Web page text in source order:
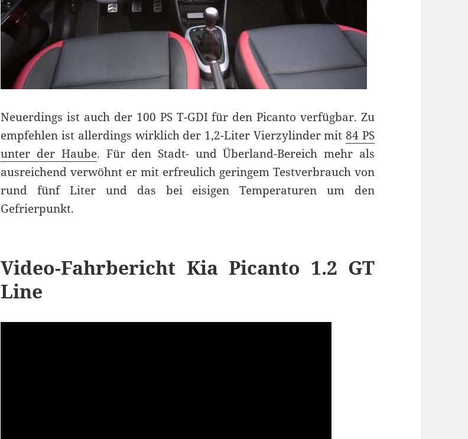
Neuerdings ist auch der 100 PS T-GDI für den Picanto verfügbar. Zu
empfehlen ist allerdings wirklich der 1,2-Liter Vierzylinder mit 84 PS
unter der Haube. Für den Stadt- und Überland-Bereich mehr als
ausreichend verwöhnt er mit erfreulich geringem Testverbrauch von
rund fünf Liter und das bei eisigen Temperaturen um den
Gefrierpunkt.
Video-Fahrbericht Kia Picanto 1.2 GT
Line